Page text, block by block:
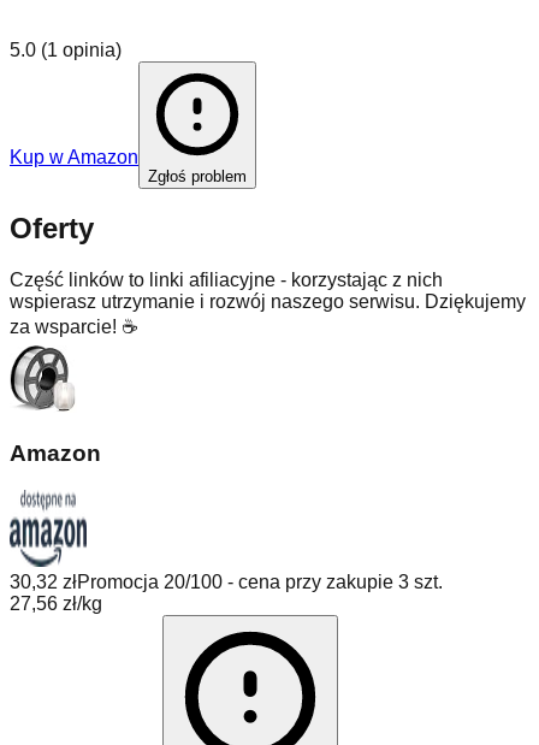
5.0 (1 opinia)
Kup wAmazon
Zgłoś problem
Oferty
Część linków to linki afiliacyjne - korzystając z nich
wspierasz utrzymanie i rozwój naszego serwisu. Dziękujemy
za wsparcie! ☕
Amazon
30,32 złPromocja 20/100 - cena przy zakupie 3 szt.
27,56 zł/kg